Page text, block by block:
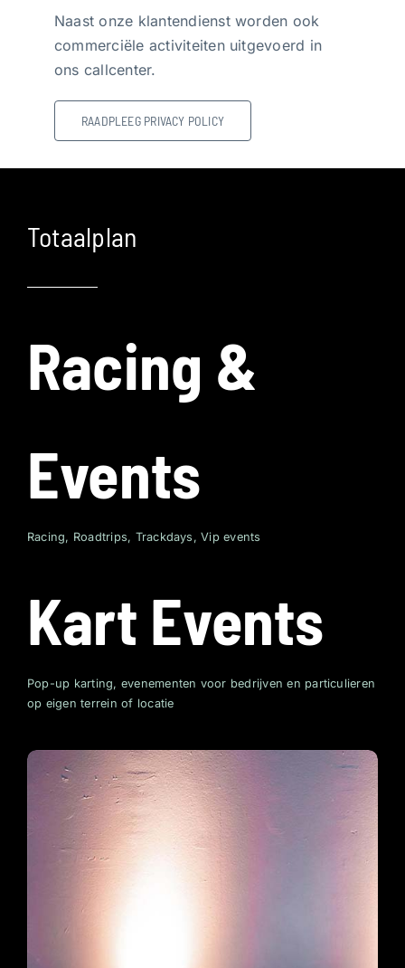
Naast onze klantendienst worden ook
commerciële activiteiten uitgevoerd in
ons callcenter.
RAADPLEEG PRIVACY POLICY
Totaalplan
Racing &
Events
Racing, Roadtrips, Trackdays, Vip events
Kart Events
Pop-up karting, evenementen voor bedrijven en particulieren
op eigen terrein of locatie